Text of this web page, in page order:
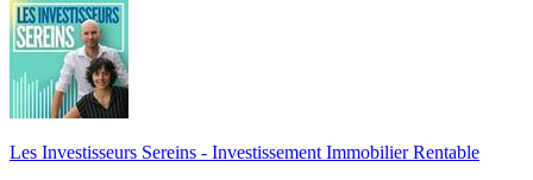
Les Investisseurs Sereins - Investissement Immobilier Rentable